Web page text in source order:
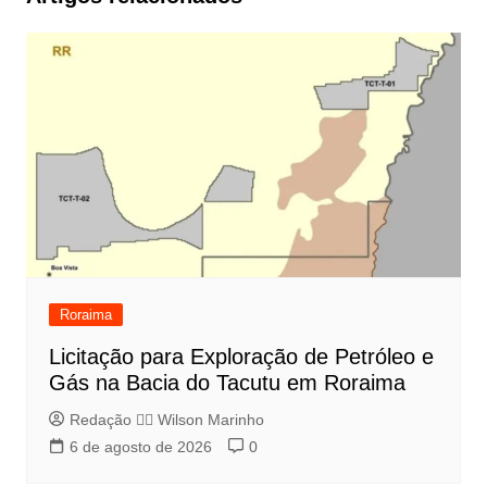
Roraima
Licitação para Exploração de Petróleo e
Gás na Bacia do Tacutu em Roraima
Redação 👨‍⚖️​ Wilson Marinho
6 de agosto de 2026
0